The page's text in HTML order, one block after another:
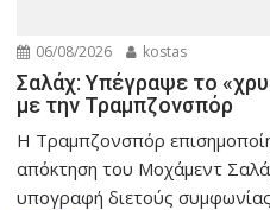
06/08/2026 kostas
Σαλάχ: Υπέγραψε το
με την Τραμπζονσπόρ
Η Τραμπζονσπόρ
απόκτηση του Μοχάμεντ
υπογραφή διετούς συμφωνίας